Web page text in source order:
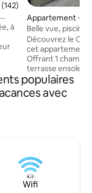
moyenne sur la
à
un
Appartement ⋅
Belle vue,
parking
Découvrez le
cet appartement
Offrant 1
terrasse
moderne
salle de bain, cet
promet un séjour
bénéficiez d'une
privative.
populaires
avec
Wifi